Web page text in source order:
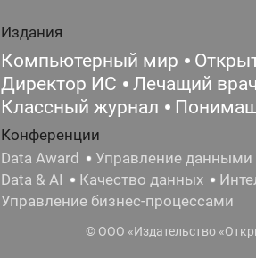
Издания
Компьютерный мир
Директор ИС
Лечащий врач
Классный журнал
Конференции
Data Award
Управление данными
Data & AI
Качество данных
Управление бизнес-процессами
© ООО «Издательство